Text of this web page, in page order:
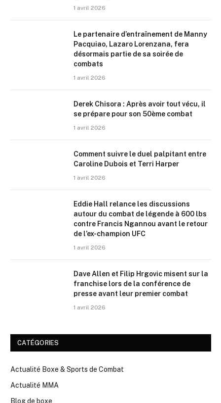
1 avril 2026
Le partenaire d’entraînement de Manny
Pacquiao, Lazaro Lorenzana, fera
désormais partie de sa soirée de
combats
1 avril 2026
Derek Chisora : Après avoir tout vécu, il
se prépare pour son 50ème combat
1 avril 2026
Comment suivre le duel palpitant entre
Caroline Dubois et Terri Harper
1 avril 2026
Eddie Hall relance les discussions
autour du combat de légende à 600 lbs
contre Francis Ngannou avant le retour
de l’ex-champion UFC
1 avril 2026
Dave Allen et Filip Hrgovic misent sur la
franchise lors de la conférence de
presse avant leur premier combat
1 avril 2026
CATÉGORIES
Actualité Boxe & Sports de Combat
Actualité MMA
Blog de boxe